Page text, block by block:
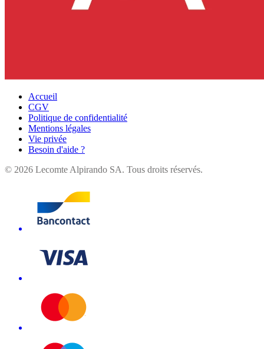
Accueil
CGV
Politique de confidentialité
Mentions légales
Vie privée
Besoin d'aide ?
© 2026 Lecomte Alpirando SA. Tous droits réservés.